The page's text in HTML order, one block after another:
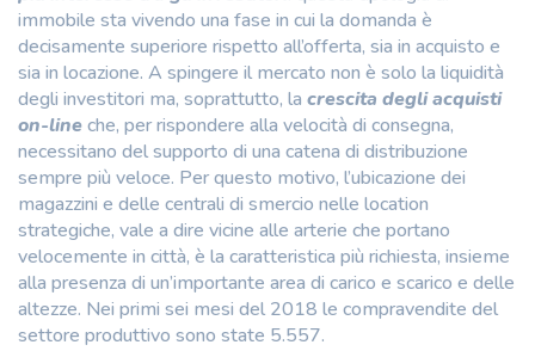
immobile sta vivendo una fase in cui la domanda è
decisamente superiore rispetto all’offerta, sia in acquisto e
sia in locazione. A spingere il mercato non è solo la liquidità
degli investitori ma, soprattutto, la crescita degli acquisti
on-lineche, per rispondere alla velocità di consegna,
necessitano del supporto di una catena di distribuzione
sempre più veloce. Per questo motivo, l’ubicazione dei
magazzini e delle centrali di smercio nelle location
strategiche, vale a dire vicine alle arterie che portano
velocemente in città, è la caratteristica più richiesta, insieme
alla presenza di un’importante area di carico e scarico e delle
altezze. Nei primi sei mesi del 2018 le compravendite del
settore produttivo sono state 5.557.